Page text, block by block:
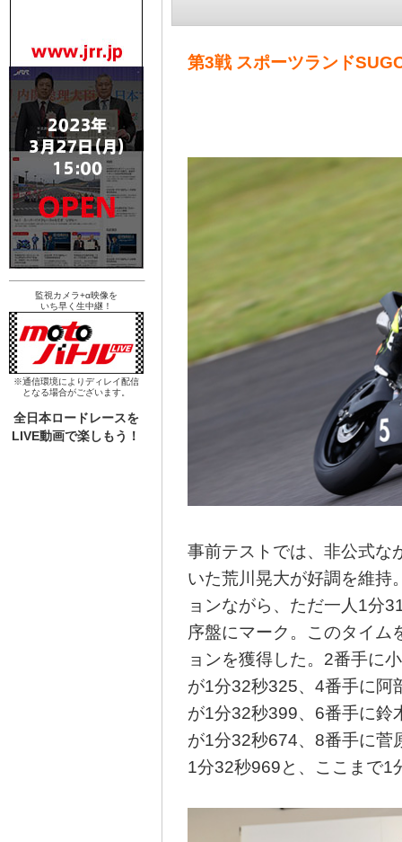
監視カメラ+α映像を
いち早く生中継！
※通信環境によりディレイ配信
となる場合がございます。
全日本ロードレースを
LIVE動画で楽しもう！
第3戦 スポーツランド
事前テストでは、非公式な
いた荒川晃大が好調を維持
ョンながら、ただ一人1分
序盤にマーク。このタイム
ョンを獲得した。2番手に
が1分32秒325、4番手に阿
が1分32秒399、6番手に鈴
が1分32秒674、8番手に菅
1分32秒969と、ここまで1